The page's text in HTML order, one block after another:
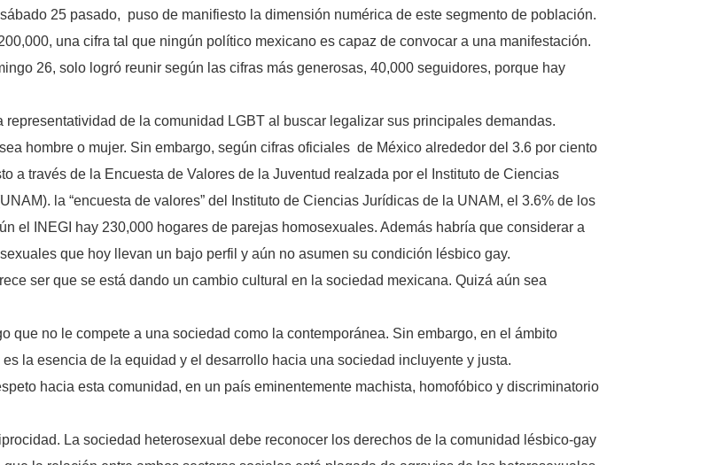
25 pasado, puso de manifiesto la dimensión numérica de este segmento de población.
una cifra tal que ningún político mexicano es capaz de convocar a una manifestación.
26, solo logró reunir según las cifras más generosas, 40,000 seguidores, porque hay
de la comunidad LGBT al buscar legalizar sus principales demandas.
hombre o mujer. Sin embargo, según cifras oficiales de México alrededor del 3.6 por ciento
a través de la Encuesta de Valores de la Juventud realzada por el Instituto de Ciencias
la “encuesta de valores” del Instituto de Ciencias Jurídicas de la UNAM, el 3.6% de los
el INEGI hay 230,000 hogares de parejas homosexuales. Además habría que considerar a
que hoy llevan un bajo perfil y aún no asumen su condición lésbico gay.
ser que se está dando un cambio cultural en la sociedad mexicana. Quizá aún sea
que no le compete a una sociedad como la contemporánea. Sin embargo, en el ámbito
la esencia de la equidad y el desarrollo hacia una sociedad incluyente y justa.
hacia esta comunidad, en un país eminentemente machista, homofóbico y discriminatorio
La sociedad heterosexual debe reconocer los derechos de la comunidad lésbico-gay